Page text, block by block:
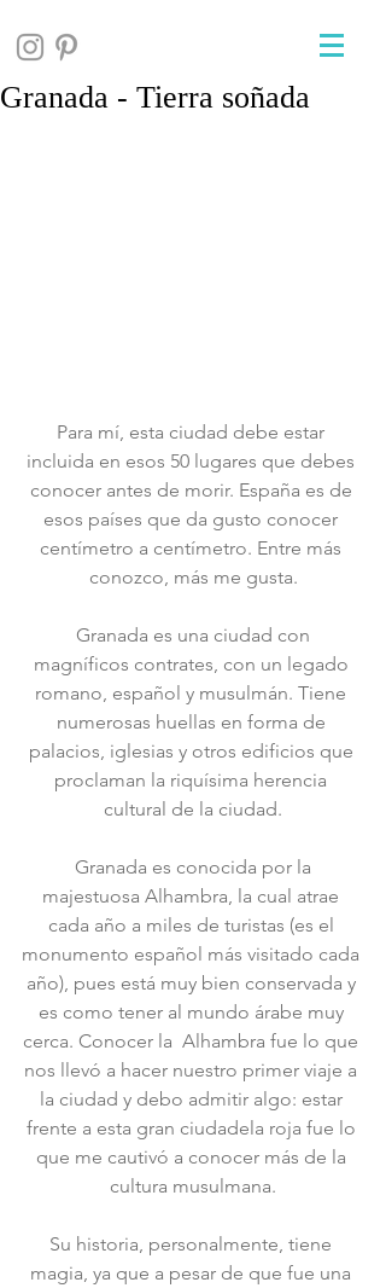
Granada - Tierra soñada
Para mí, esta ciudad debe estar
incluida en esos 50 lugares que debes
conocer antes de morir. España es de
esos países que da gusto conocer
centímetro a centímetro. Entre más
conozco, más me gusta.
magníficos contrates, con un legado
romano, español y musulmán. Tiene
numerosas huellas en forma de
palacios, iglesias y otros edificios que
proclaman la riquísima herencia
cultural de la ciudad.
majestuosa Alhambra, la cual atrae
cada año a miles de turistas (es el
monumento español más visitado cada
año), pues está muy bien conservada y
es como tener al mundo árabe muy
cerca. Conocer la  Alhambra fue lo que
nos llevó a hacer nuestro primer viaje a
la ciudad y debo admitir algo: estar
frente a esta gran ciudadela roja fue lo
que me cautivó a conocer más de la
cultura musulmana.
Su historia, personalmente, tiene
magia, ya que a pesar de que fue una